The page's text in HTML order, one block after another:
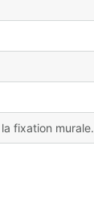
fixation murale.